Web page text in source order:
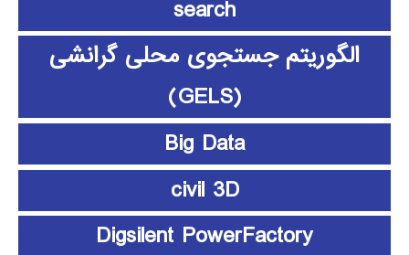
search
الگوریتم جستجوی محلی گرانشی
(GELS)
Big Data
civil 3D
Digsilent PowerFactory